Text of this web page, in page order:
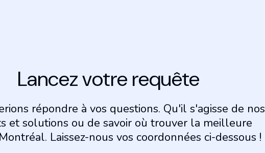
Lancez votre requête
répondre à vos questions. Qu'il s'agisse de nos
et solutions ou de savoir où trouver la meilleure
Laissez-nous vos coordonnées ci-dessous !